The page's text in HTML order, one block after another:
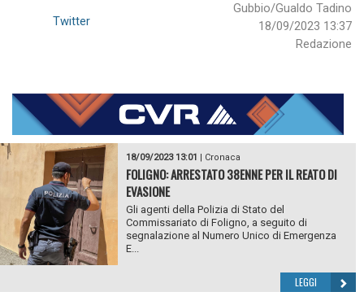
Gubbio/Gualdo Tadino
18/09/2023 13:37
Redazione
Twitter
18/09/2023 13:01 Cronaca
FOLIGNO: ARRESTATO 38ENNE PER IL REATO DI
EVASIONE
Gli agenti della Polizia di Stato del
Commissariato di Foligno, a seguito di
segnalazione al Numero Unico di Emergenza
E...
LEGGI